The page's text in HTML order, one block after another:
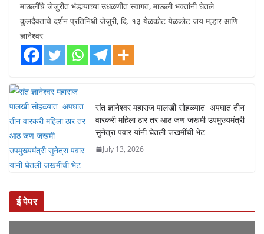
माऊलींचे जेजुरीत भंडार्‍याच्या उधळणीत स्वागत, माऊली भक्तांनी घेतले
कुलदैवताचे दर्शन प्रतिनिधी जेजुरी, दि. १३ येळकोट येळकोट जय मल्हार आणि
ज्ञानेश्वर
संत ज्ञानेश्वर महाराज पालखी सोहळ्यात अपघात तीन
वारकरी महिला ठार तर आठ जण जखमी उपमुख्यमंत्री
सुनेत्रा पवार यांनी घेतली जखमींची भेट
July 13, 2026
ई पेपर